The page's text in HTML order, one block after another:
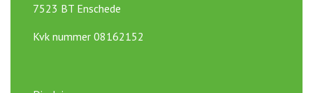
7523 BT Enschede
Kvk nummer 08162152